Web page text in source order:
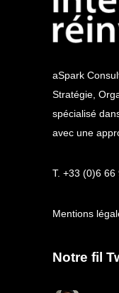
aSpark
Stratégie,
spécialisé
avec une
T. +33 (0)6 66
Mentions
Notre fil